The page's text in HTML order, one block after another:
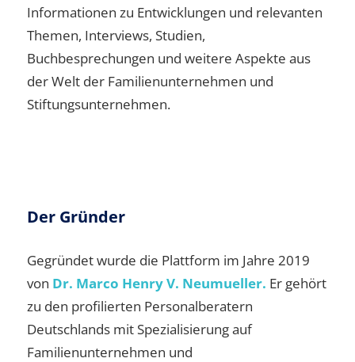
Informationen zu Entwicklungen und relevanten
Themen, Interviews, Studien,
Buchbesprechungen und weitere Aspekte aus
der Welt der Familienunternehmen und
Stiftungsunternehmen.
Der Gründer
Gegründet wurde die Plattform im Jahre 2019
von Dr. Marco Henry V. Neumueller. Er gehört
zu den profilierten Personalberatern
Deutschlands mit Spezialisierung auf
Familienunternehmen und